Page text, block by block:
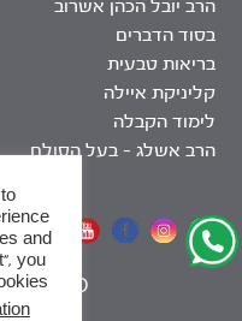
הרב יובל הכהן אשרוב
בסוד הדברים
בריאות טבעית
קליניקת איילה
לימוד הקבלה
הרב אשלג – בעל הסולם
SEO
|
and
you